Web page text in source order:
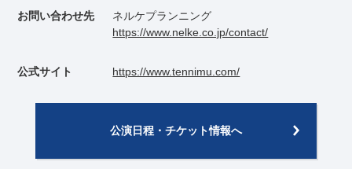
お問い合わせ先
ネルケプランニング
https://www.nelke.co.jp/contact/
公式サイト https://www.tennimu.com/
公演日程・チケット情報へ